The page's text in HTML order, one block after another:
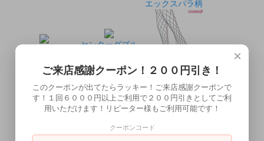
エックスバラ柄
センターダブル
大ネット
×
ご来店感謝クーポン！２００円引き！
このクーポンが出てたらラッキー！ご来店感謝クーポンで
す！１回６０００円以上ご利用で２００円引きとしてご利
用いただけます！リピーター様もご利用可能です！
クーポンコード